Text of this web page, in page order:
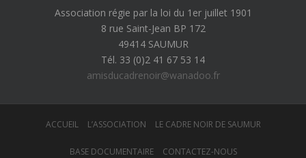
Association régie par la loi du 1er juillet 1901
8 rue Saint-Jean BP 172
49414 SAUMUR
Tél. 33 (0)2 41 67 53 14
amisducadrenoir@wanadoo.fr
ACCUEIL L’ASSOCIATION LE CADRE NOIR DE SAUMUR
BASE DOCUMENTAIRE CONTACTEZ-NOUS